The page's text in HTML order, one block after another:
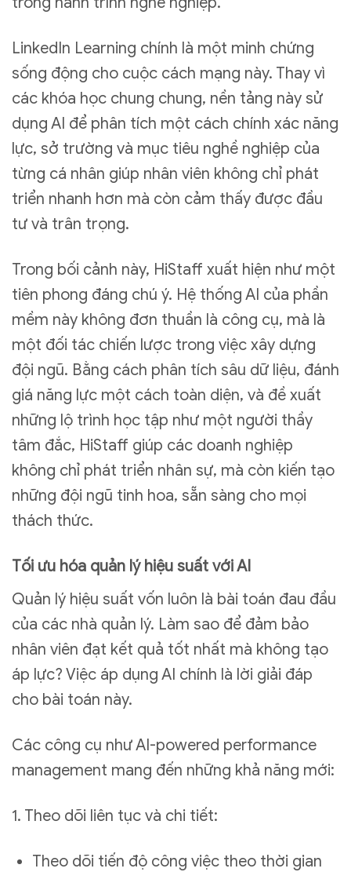
LinkedIn Learning chính là một minh chứng
sống động cho cuộc cách mạng này. Thay vì
các khóa học chung chung, nền tảng này sử
dụng AI để phân tích một cách chính xác năng
lực, sở trường và mục tiêu nghề nghiệp của
từng cá nhân giúp nhân viên không chỉ phát
triển nhanh hơn mà còn cảm thấy được đầu
tư và trân trọng.
Trong bối cảnh này, HiStaff xuất hiện như một
tiên phong đáng chú ý. Hệ thống AI của phần
mềm này không đơn thuần là công cụ, mà là
một đối tác chiến lược trong việc xây dựng
đội ngũ. Bằng cách phân tích sâu dữ liệu, đánh
giá năng lực một cách toàn diện, và đề xuất
những lộ trình học tập như một người thầy
tâm đắc, HiStaff giúp các doanh nghiệp
không chỉ phát triển nhân sự, mà còn kiến tạo
những đội ngũ tinh hoa, sẵn sàng cho mọi
thách thức.
Tối ưu hóa quản lý hiệu suất với AI
Quản lý hiệu suất vốn luôn là bài toán đau đầu
của các nhà quản lý. Làm sao để đảm bảo
nhân viên đạt kết quả tốt nhất mà không tạo
áp lực? Việc áp dụng AI chính là lời giải đáp
cho bài toán này.
Các công cụ như AI-powered performance
management mang đến những khả năng mới:
1. Theo dõi liên tục và chi tiết:
Theo dõi tiến độ công việc theo thời gian